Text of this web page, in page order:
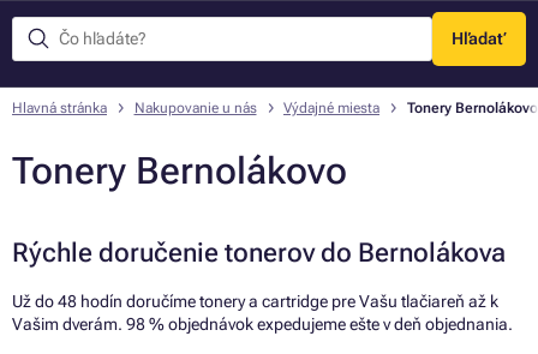
Hľadať
Menu
Hlavná stránka Nakupovanie u nás Výdajné miesta Tonery Bernolákovo
Tonery Bernolákovo
Rýchle doručenie tonerov do Bernolákova
Už do 48 hodín doručíme tonery a cartridge pre Vašu tlačiareň až k
Vašim dverám. 98 % objednávok expedujeme ešte v deň objednania.